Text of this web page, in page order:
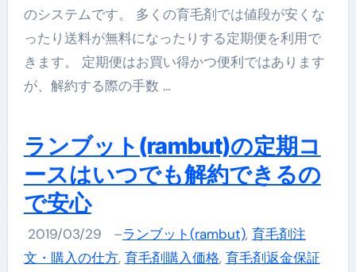
のシステムです。 多くの育毛剤では値段が安くな
ったり送料が無料になったりする定期便を利用で
きます。 定期便はお買い得かつ便利ではあります
が、解約する際の手数 …
ランブット(rambut)の定期コ
ースはいつでも解約できるの
で安心
2019/03/29 –ランブット(rambut), 育毛剤注
文・購入の仕方, 育毛剤購入価格, 育毛剤返金保証